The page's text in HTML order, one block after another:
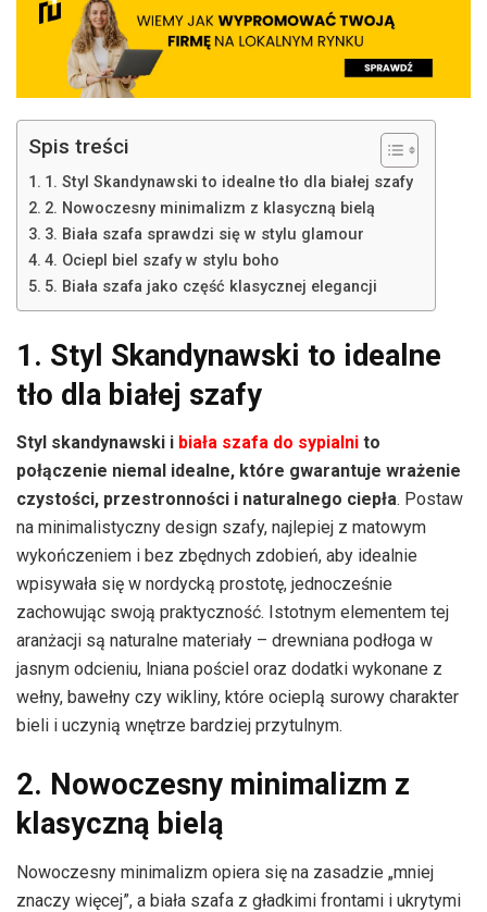
Spis treści
1. Styl Skandynawski to idealne tło dla białej szafy
2. Nowoczesny minimalizm z klasyczną bielą
3. Biała szafa sprawdzi się w stylu glamour
4. Ociepl biel szafy w stylu boho
5. Biała szafa jako część klasycznej elegancji
1. Styl Skandynawski to idealne
tło dla białej szafy
Styl skandynawski i biała szafa do sypialni to
połączenie niemal idealne, które gwarantuje wrażenie
czystości, przestronności i naturalnego ciepła. Postaw
na minimalistyczny design szafy, najlepiej z matowym
wykończeniem i bez zbędnych zdobień, aby idealnie
wpisywała się w nordycką prostotę, jednocześnie
zachowując swoją praktyczność. Istotnym elementem tej
aranżacji są naturalne materiały – drewniana podłoga w
jasnym odcieniu, lniana pościel oraz dodatki wykonane z
wełny, bawełny czy wikliny, które ocieplą surowy charakter
bieli i uczynią wnętrze bardziej przytulnym.
2. Nowoczesny minimalizm z
klasyczną bielą
Nowoczesny minimalizm opiera się na zasadzie „mniej
znaczy więcej”, a biała szafa z gładkimi frontami i ukrytymi